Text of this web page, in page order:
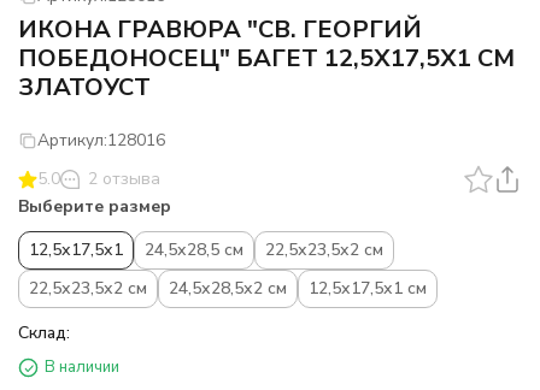
ИКОНА ГРАВЮРА "СВ. ГЕОРГИЙ
ПОБЕДОНОСЕЦ" БАГЕТ 12,5Х17,5Х1 СМ
ЗЛАТОУСТ
Артикул:128016
5.0
2 отзыва
Выберите размер
12,5х17,5х1
24,5х28,5 см
22,5х23,5х2 см
22,5х23,5х2 см
24,5х28,5х2 см
12,5х17,5х1 см
Склад:
В наличии